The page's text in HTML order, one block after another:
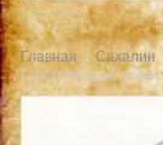
Главная » Сахалин
Сахалинской